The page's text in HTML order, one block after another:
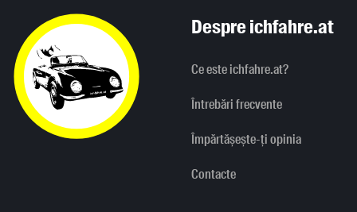
Despre ichfahre.at
Ce este ichfahre.at?
Întrebări frecvente
Împărtășește-ți opinia
Contacte